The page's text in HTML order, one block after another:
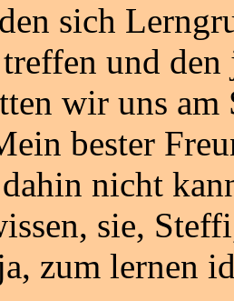
sich
und
wir uns
bester
nicht
sie,
zum lernen